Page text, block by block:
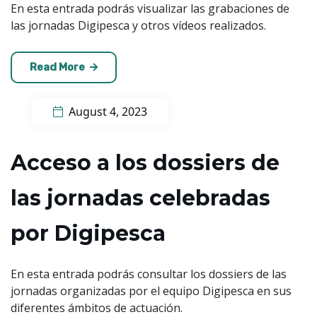
En esta entrada podrás visualizar las grabaciones de
las jornadas Digipesca y otros vídeos realizados.
Read More
August 4, 2023
Acceso a los dossiers de
las jornadas celebradas
por Digipesca
En esta entrada podrás consultar los dossiers de las
jornadas organizadas por el equipo Digipesca en sus
diferentes ámbitos de actuación.